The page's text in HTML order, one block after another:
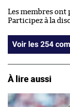
Les membres ont
Participez à la
Voir
À lire aussi